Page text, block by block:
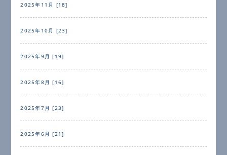
2025年11月 [18]
2025年10月 [23]
2025年9月 [19]
2025年8月 [16]
2025年7月 [23]
2025年6月 [21]